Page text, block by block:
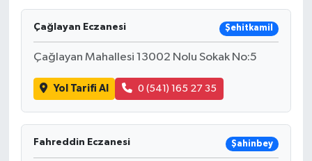
Çağlayan Eczanesi Şehitkamil
Çağlayan Mahallesi 13002 Nolu Sokak No:5
Yol Tarifi Al 0 (541) 165 27 35
Fahreddin Eczanesi Şahinbey